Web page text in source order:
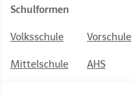
Schulformen
Volksschule Vorschule
Mittelschule AHS